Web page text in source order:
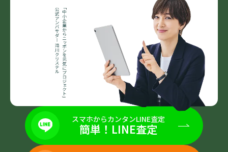
スマホからカンタンLINE査定
簡単！LINE査定